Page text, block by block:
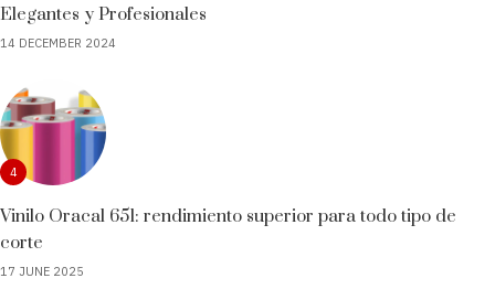
Elegantes y Profesionales
14 DECEMBER 2024
4
Vinilo Oracal 651: rendimiento superior para todo tipo de
corte
17 JUNE 2025